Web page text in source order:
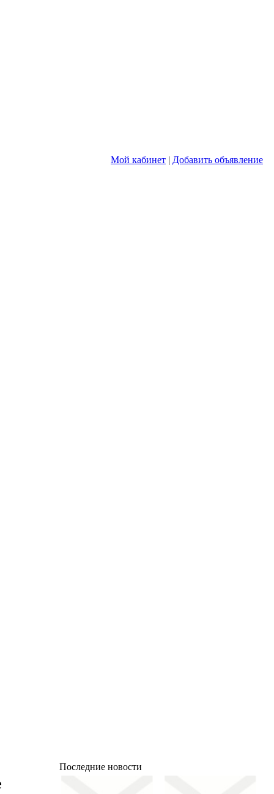
Мой кабинет | Добавить объявление
Последние новости